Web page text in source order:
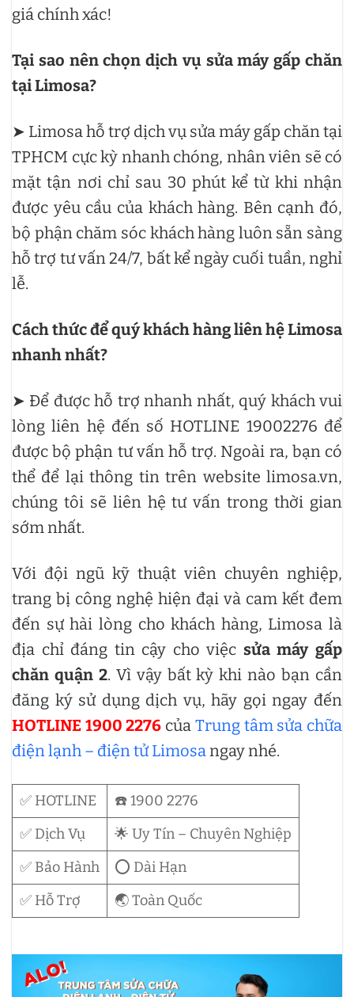
giá chính xác!
Tại sao nên chọn dịch vụ sửa máy gấp chăn
tại Limosa?
➤ Limosa hỗ trợ dịch vụ sửa máy gấp chăn tại
TPHCM cực kỳ nhanh chóng, nhân viên sẽ có
mặt tận nơi chỉ sau 30 phút kể từ khi nhận
được yêu cầu của khách hàng. Bên cạnh đó,
bộ phận chăm sóc khách hàng luôn sẵn sàng
hỗ trợ tư vấn 24/7, bất kể ngày cuối tuần, nghỉ
lễ.
Cách thức để quý khách hàng liên hệ Limosa
nhanh nhất?
➤ Để được hỗ trợ nhanh nhất, quý khách vui
lòng liên hệ đến số HOTLINE 19002276 để
được bộ phận tư vấn hỗ trợ. Ngoài ra, bạn có
thể để lại thông tin trên website limosa.vn,
chúng tôi sẽ liên hệ tư vấn trong thời gian
sớm nhất.
Với đội ngũ kỹ thuật viên chuyên nghiệp,
trang bị công nghệ hiện đại và cam kết đem
đến sự hài lòng cho khách hàng, Limosa là
địa chỉ đáng tin cậy cho việc sửa máy gấp
chăn quận 2. Vì vậy bất kỳ khi nào bạn cần
đăng ký sử dụng dịch vụ, hãy gọi ngay đến
HOTLINE 1900 2276 của Trung tâm sửa chữa
điện lạnh – điện tử Limosangay nhé.
✅ HOTLINE
☎️ 1900 2276
✅ Dịch Vụ
🌟 Uy Tín – Chuyên Nghiệp
✅ Bảo Hành
⭕ Dài Hạn
✅ Hỗ Trợ
🌏 Toàn Quốc